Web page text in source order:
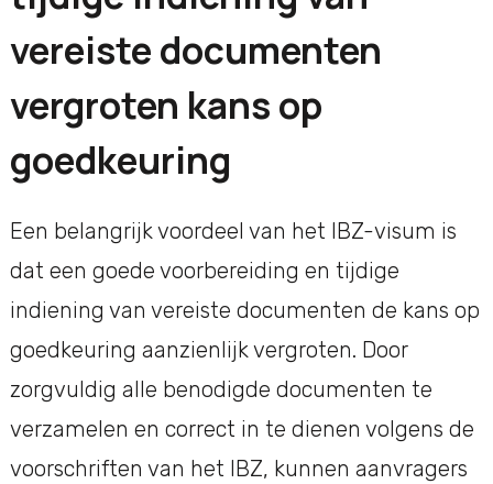
vereiste documenten
vergroten kans op
goedkeuring
Een belangrijk voordeel van het IBZ-visum is
dat een goede voorbereiding en tijdige
indiening van vereiste documenten de kans op
goedkeuring aanzienlijk vergroten. Door
zorgvuldig alle benodigde documenten te
verzamelen en correct in te dienen volgens de
voorschriften van het IBZ, kunnen aanvragers